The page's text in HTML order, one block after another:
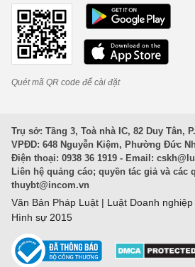
Quét mã QR code để cài đặt
Trụ sở: Tầng 3, Toà nhà IC, 82 Duy Tân,
VPĐD: 648 Nguyễn Kiệm, Phường Đức
Điện thoại: 0938 36 1919 - Email:
Liên hệ quảng cáo; quyền tác giả và các
thuybt@incom.vn
Văn Bản Pháp Luật | Luật Doanh nghiệp
Hình sự 2015